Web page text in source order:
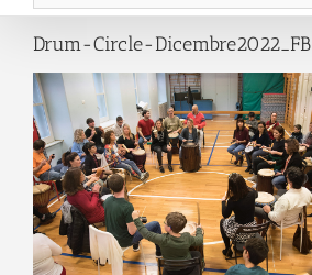
Drum-Circle-Dicembre2022_FB